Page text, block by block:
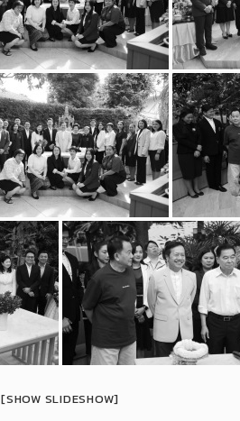
[SHOW SLIDESHOW]